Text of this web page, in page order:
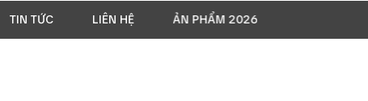
TIN TỨC LIÊN HỆ
SẢN PHẨM 2026